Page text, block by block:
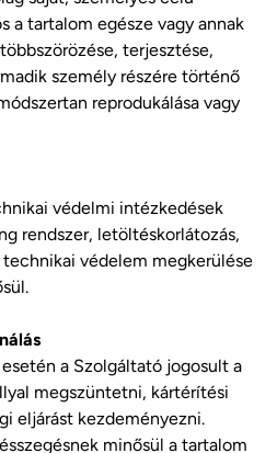
a tartalom egésze vagy annak
terjesztése,
személy részére történő
reprodukálása vagy
védelmi intézkedések
rendszer, letöltéskorlátozás,
védelem megkerülése
a Szolgáltató jogosult a
megszüntetni, kártérítési
eljárást kezdeményezni.
minősül a tartalom